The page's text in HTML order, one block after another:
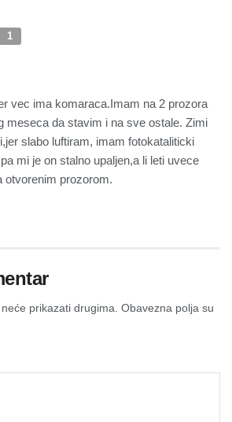
1
vec ima komaraca.Imam na 2 prozora
meseca da stavim i na sve ostale. Zimi
slabo luftiram, imam fotokataliticki
mi je on stalno upaljen,a li leti uvece
otvorenim prozorom.
prikazati drugima. Obavezna polja su